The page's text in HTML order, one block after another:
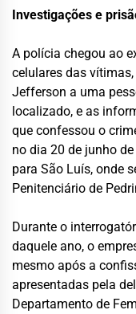
Investigações e
A polícia chegou ao
celulares das
Jefferson a uma
localizado, e as
que confessou o
no dia 20 de junho
para São Luís, onde
Penitenciário de
Durante o
daquele ano, o
mesmo após a
apresentadas pela
Departamento de